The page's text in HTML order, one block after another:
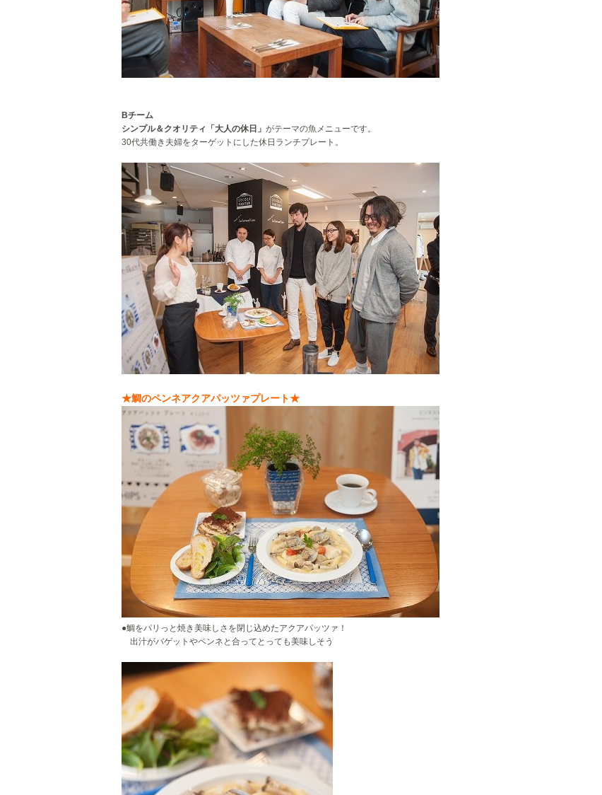
Bチーム
シンプル＆クオリティ「大人の休日」 がテーマの魚メニューです。
30代共働き夫婦をターゲットにした休日ランチプレート。
★鯛のペンネアクアパッツァプレート★
●鯛をパリっと焼き美味しさを閉じ込めたアクアパッツァ！
出汁がバゲットやペンネと合ってとっても美味しそう